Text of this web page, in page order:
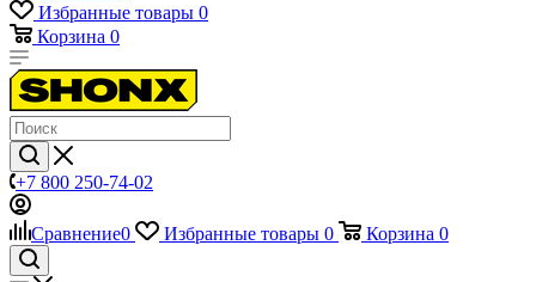
Избранные товары 0
Корзина 0
+7 800 250-74-02
Сравнение0 Избранные товары 0 Корзина 0